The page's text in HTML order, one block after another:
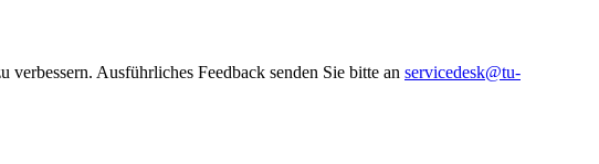
Ausführliches Feedback senden Sie bitte an servicedesk@tu-